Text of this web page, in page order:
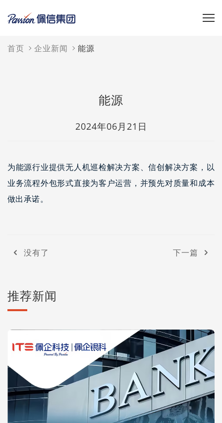
首页 企业新闻 能源
能源
2024年06月21日
为能源行业提供无人机巡检解决方案、信创解决方案，以
业务流程外包形式直接为客户运营，并预先对质量和成本
做出承诺。
没有了 下一篇
推荐新闻